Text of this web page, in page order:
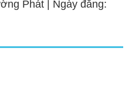
Phát | Ngày đăng: